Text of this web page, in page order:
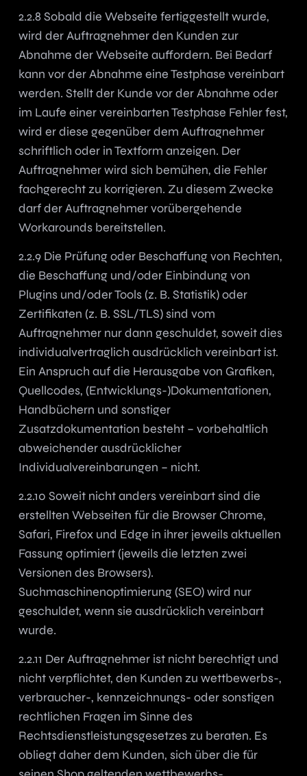
2.2.8 Sobald die Webseite fertiggestellt wurde,
wird der Auftragnehmer den Kunden zur
Abnahme der Webseite auffordern. Bei Bedarf
kann vor der Abnahme eine Testphase vereinbart
werden. Stellt der Kunde vor der Abnahme oder
im Laufe einer vereinbarten Testphase Fehler fest,
wird er diese gegenüber dem Auftragnehmer
schriftlich oder in Textform anzeigen. Der
Auftragnehmer wird sich bemühen, die Fehler
fachgerecht zu korrigieren. Zu diesem Zwecke
darf der Auftragnehmer vorübergehende
Workarounds bereitstellen.
2.2.9 Die Prüfung oder Beschaffung von Rechten,
die Beschaffung und/oder Einbindung von
Plugins und/oder Tools (z. B. Statistik) oder
Zertifikaten (z. B. SSL/TLS) sind vom
Auftragnehmer nur dann geschuldet, soweit dies
individualvertraglich ausdrücklich vereinbart ist.
Ein Anspruch auf die Herausgabe von Grafiken,
Quellcodes, (Entwicklungs-)Dokumentationen,
Handbüchern und sonstiger
Zusatzdokumentation besteht – vorbehaltlich
abweichender ausdrücklicher
Individualvereinbarungen – nicht.
2.2.10 Soweit nicht anders vereinbart sind die
erstellten Webseiten für die Browser Chrome,
Safari, Firefox und Edge in ihrer jeweils aktuellen
Fassung optimiert (jeweils die letzten zwei
Versionen des Browsers).
Suchmaschinenoptimierung (SEO) wird nur
geschuldet, wenn sie ausdrücklich vereinbart
wurde.
2.2.11 Der Auftragnehmer ist nicht berechtigt und
nicht verpflichtet, den Kunden zu wettbewerbs-,
verbraucher-, kennzeichnungs- oder sonstigen
rechtlichen Fragen im Sinne des
Rechtsdienstleistungsgesetzes zu beraten. Es
obliegt daher dem Kunden, sich über die für